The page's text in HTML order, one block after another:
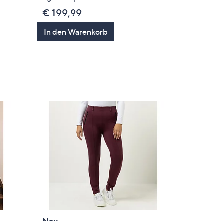
€ 199,99
In den Warenkorb